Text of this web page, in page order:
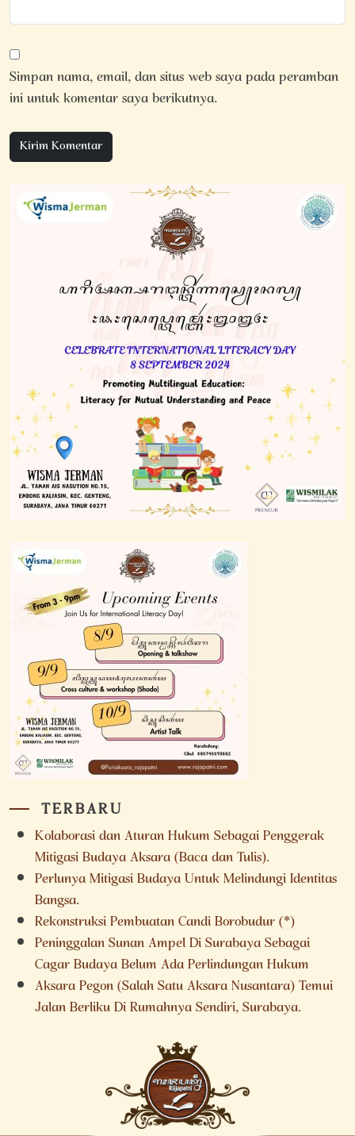
Simpan nama, email, dan situs web saya pada peramban
ini untuk komentar saya berikutnya.
TERBARU
Kolaborasi dan Aturan Hukum Sebagai Penggerak
Mitigasi Budaya Aksara (Baca dan Tulis).
Perlunya Mitigasi Budaya Untuk Melindungi Identitas
Bangsa.
Rekonstruksi Pembuatan Candi Borobudur (*)
Peninggalan Sunan Ampel Di Surabaya Sebagai
Cagar Budaya Belum Ada Perlindungan Hukum
Aksara Pegon (Salah Satu Aksara Nusantara) Temui
Jalan Berliku Di Rumahnya Sendiri, Surabaya.